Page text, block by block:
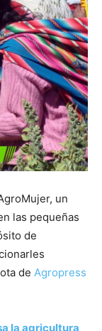
un
las pequeñas
de
de Agropress
la agricultura